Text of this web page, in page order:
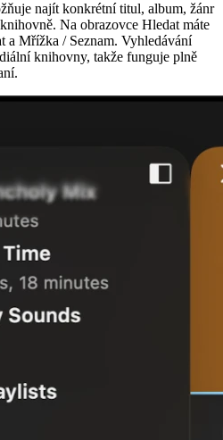
najít konkrétní titul, album, žánr
Na obrazovce Hledat máte
a Mřížka / Seznam. Vyhledávání
knihovny, takže funguje plně